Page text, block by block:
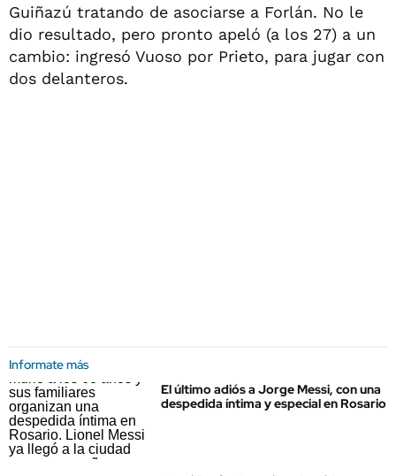
Guiñazú tratando de asociarse a Forlán. No le
dio resultado, pero pronto apeló (a los 27) a un
cambio: ingresó Vuoso por Prieto, para jugar con
dos delanteros.
Informate más
El último adiós a Jorge Messi, con una
despedida íntima y especial en Rosario